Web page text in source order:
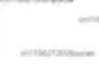
Guide des Cocktails